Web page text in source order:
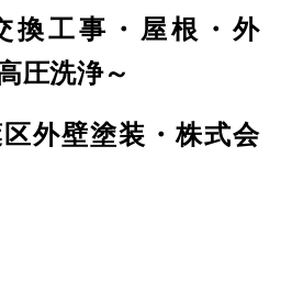
換工事・屋根・外
圧洗浄～
区外壁塗装・株式会